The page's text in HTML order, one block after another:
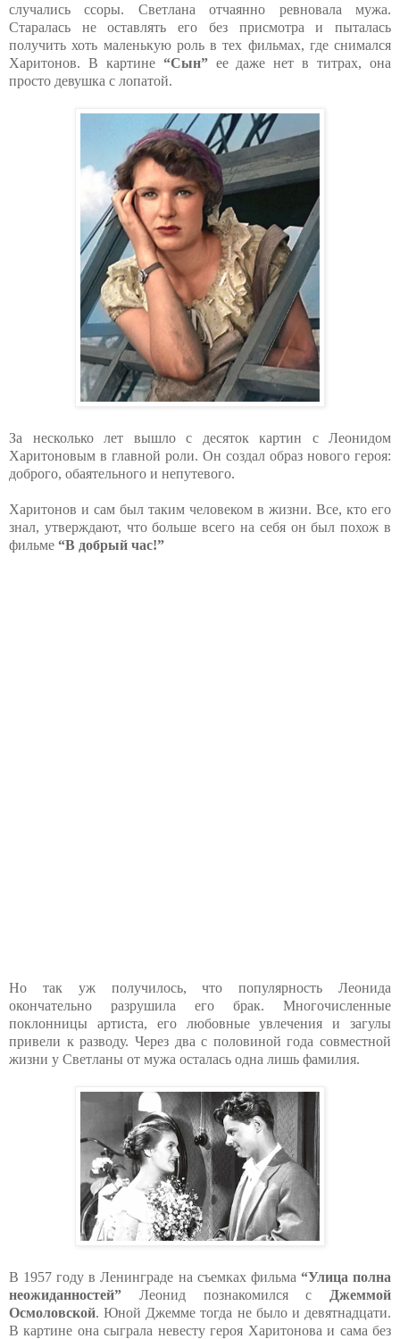
случались ссоры. Светлана отчаянно ревновала мужа.
Старалась не оставлять его без присмотра и пыталась
получить хоть маленькую роль в тех фильмах, где снимался
Харитонов. В картине“Сын” ее даже нет в титрах, она
просто девушка с лопатой.
За несколько лет вышло с десяток картин с Леонидом
Харитоновым в главной роли. Он создал образ нового героя:
доброго, обаятельного и непутевого.
Харитонов и сам был таким человеком в жизни. Все, кто его
знал, утверждают, что больше всего на себя он был похож в
фильме “В добрый час!”
Но так уж получилось, что популярность Леонида
окончательно разрушила его брак. Многочисленные
поклонницы артиста, его любовные увлечения и загулы
привели к разводу. Через два с половиной года совместной
жизни у Светланы от мужа осталась одна лишь фамилия.
В 1957 году в Ленинграде на съемках фильма “Улица полна
неожиданностей” Леонид познакомился с
Джеммой
Осмоловской. Юной Джемме тогда не было и девятнадцати.
В картине она сыграла невесту героя Харитонова и сама без